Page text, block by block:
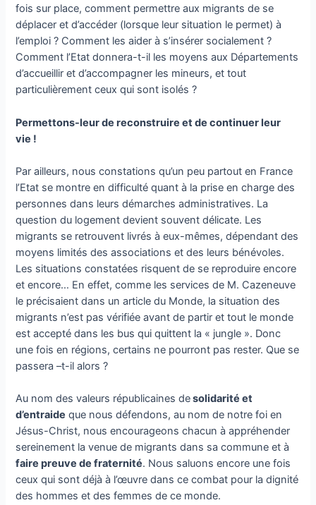
fois sur place, comment permettre aux migrants de se
déplacer et d’accéder (lorsque leur situation le permet) à
l’emploi ? Comment les aider à s’insérer socialement ?
Comment l’Etat donnera-t-il les moyens aux Départements
d’accueillir et d’accompagner les mineurs, et tout
particulièrement ceux qui sont isolés ?
Permettons-leur de reconstruire et de continuer leur
vie !
Par ailleurs, nous constations qu’un peu partout en France
l’Etat se montre en difficulté quant à la prise en charge des
personnes dans leurs démarches administratives. La
question du logement devient souvent délicate. Les
migrants se retrouvent livrés à eux-mêmes, dépendant des
moyens limités des associations et des leurs bénévoles.
Les situations constatées risquent de se reproduire encore
et encore… En effet, comme les services de M. Cazeneuve
le précisaient dans un article du Monde, la situation des
migrants n’est pas vérifiée avant de partir et tout le monde
est accepté dans les bus qui quittent la « jungle ». Donc
une fois en régions, certains ne pourront pas rester. Que se
passera –t-il alors ?
Au nom des valeurs républicaines desolidarité et
d’entraide que nous défendons, au nom de notre foi en
Jésus-Christ, nous encourageons chacun à appréhender
sereinement la venue de migrants dans sa commune et à
faire preuve de fraternité. Nous saluons encore une fois
ceux qui sont déjà à l’œuvre dans ce combat pour la dignité
des hommes et des femmes de ce monde.